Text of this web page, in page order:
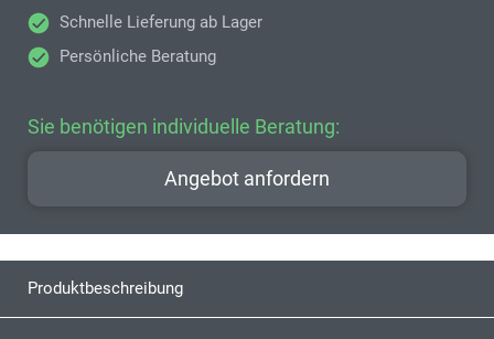
Schnelle Lieferung ab Lager
Persönliche Beratung
Sie benötigen individuelle Beratung:
Angebot anfordern
Produktbeschreibung